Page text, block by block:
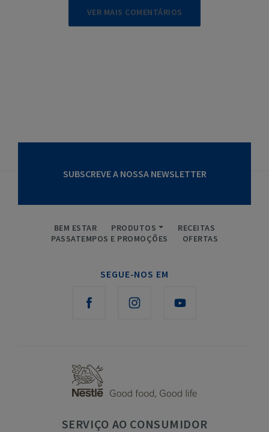
VER MAIS COMENTÁRIOS
SUBSCREVE A NOSSA NEWSLETTER
BEM ESTAR PRODUTOS
RECEITAS
PASSATEMPOS E PROMOÇÕES
OFERTAS
SEGUE-NOS EM
SERVIÇO AO CONSUMIDOR